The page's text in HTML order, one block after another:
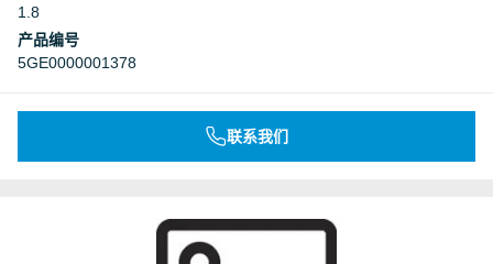
1.8
产品编号
5GE0000001378
联系我们